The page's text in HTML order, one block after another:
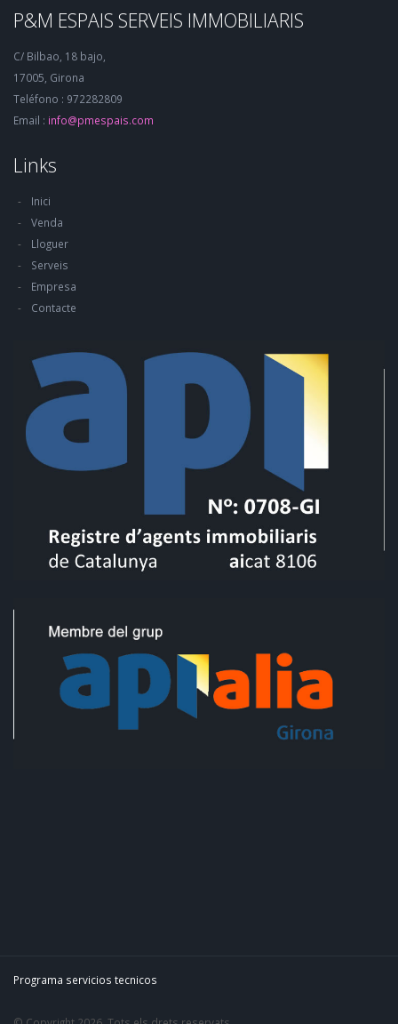
P&M ESPAIS SERVEIS IMMOBILIARIS
C/ Bilbao, 18 bajo,
17005, Girona
Teléfono : 972282809
Email : info@pmespais.com
Links
Inici
Venda
Lloguer
Serveis
Empresa
Contacte
Programa servicios tecnicos